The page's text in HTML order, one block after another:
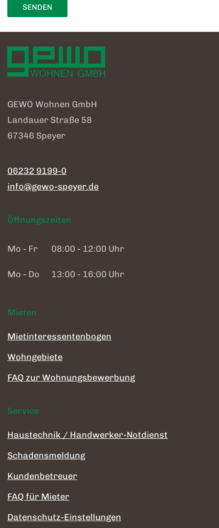
SENDEN
GEWO Wohnen GmbH
Landauer Straße 58
67346 Speyer
06232 9199-0
info@gewo-speyer.de
Öffnungszeiten
Mo - Fr 08:00 - 12:00 Uhr
Mo - Do 13:00 - 16:00 Uhr
Mieten
Mietinteressentenbogen
Wohngebiete
FAQ zur Wohnungsbewerbung
Service
Haustechnik / Handwerker-Notdienst
Schadensmeldung
Kundenbetreuer
FAQ für Mieter
Datenschutz-Einstellungen